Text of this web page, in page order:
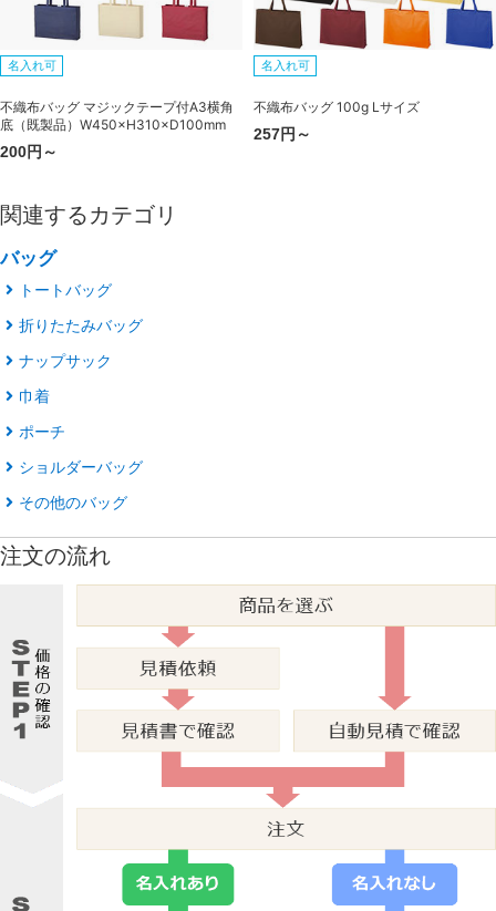
名入れ可
不織布バッグ マジックテープ付A3横角
底（既製品）W450×H310×D100mm
200円～
名入れ可
不織布バッグ 100g Lサイズ
257円～
関連するカテゴリ
バッグ
トートバッグ
折りたたみバッグ
ナップサック
巾着
ポーチ
ショルダーバッグ
その他のバッグ
注文の流れ